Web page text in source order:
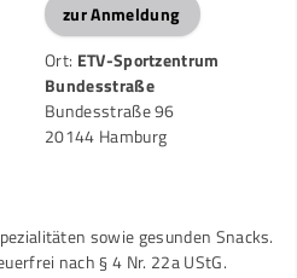
zur Anmeldung
Ort: ETV-Sportzentrum
Bundesstraße
Bundesstraße 96
20144 Hamburg
sowie gesunden Snacks.
nach § 4 Nr. 22a UStG.